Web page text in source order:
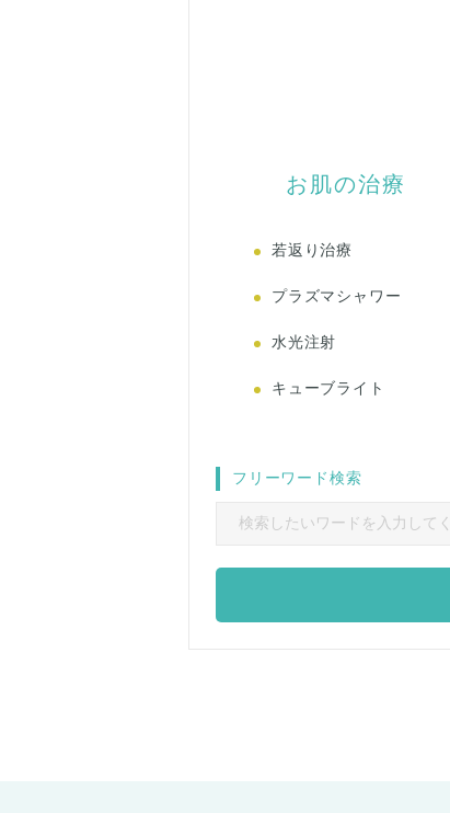
お肌の治療
若返り治療
プラズマシャワー
水光注射
キューブライト
フリーワード検索